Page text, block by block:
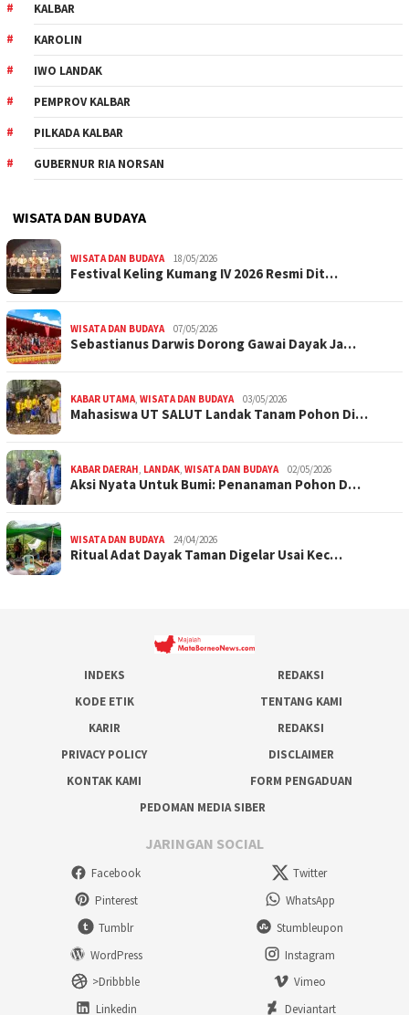
KALBAR
KAROLIN
IWO LANDAK
PEMPROV KALBAR
PILKADA KALBAR
GUBERNUR RIA NORSAN
WISATA DAN BUDAYA
WISATA DAN BUDAYA 18/05/2026
Festival Keling Kumang IV 2026 Resmi Dit…
WISATA DAN BUDAYA 07/05/2026
Sebastianus Darwis Dorong Gawai Dayak Ja…
KABAR UTAMA, WISATA DAN BUDAYA 03/05/2026
Mahasiswa UT SALUT Landak Tanam Pohon Di…
KABAR DAERAH, LANDAK, WISATA DAN BUDAYA 02/05/2026
Aksi Nyata Untuk Bumi: Penanaman Pohon D…
WISATA DAN BUDAYA 24/04/2026
Ritual Adat Dayak Taman Digelar Usai Kec…
INDEKS
REDAKSI
KODE ETIK
TENTANG KAMI
KARIR
REDAKSI
PRIVACY POLICY
DISCLAIMER
KONTAK KAMI
FORM PENGADUAN
PEDOMAN MEDIA SIBER
JARINGAN SOCIAL
Facebook
Twitter
Pinterest
WhatsApp
Tumblr
Stumbleupon
WordPress
Instagram
>Dribbble
Vimeo
Linkedin
Deviantart